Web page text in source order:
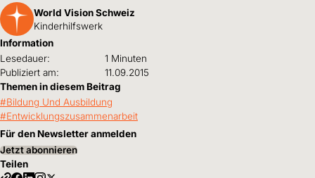
World Vision Schweiz
Kinderhilfswerk
Information
Lesedauer:
1 Minuten
Publiziert am:
11.09.2015
Themen in diesem Beitrag
Bildung Und Ausbildung
Entwicklungszusammenarbeit
Für den Newsletter anmelden
Jetzt abonnieren
Teilen